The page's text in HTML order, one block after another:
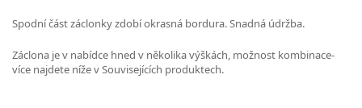
Spodní část záclonky zdobí okrasná bordura. Snadná údržba.
Záclona je v nabídce hned v několika výškách, možnost kombinace-
více najdete níže v Souvisejících produktech.